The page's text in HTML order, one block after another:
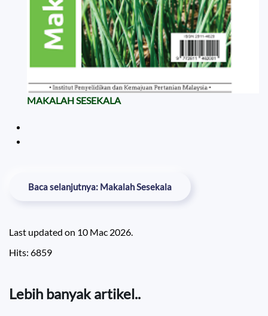
MAKALAH SESEKALA
Baca selanjutnya: Makalah Sesekala
Last updated on 10 Mac 2026.
Hits: 6859
Lebih banyak artikel..